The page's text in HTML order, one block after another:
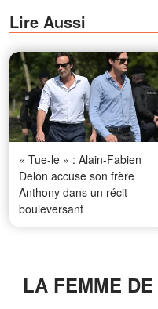
Lire Aussi
« Tue-le » : Alain-Fabien
Delon accuse son frère
Anthony dans un récit
bouleversant
LA FEMME